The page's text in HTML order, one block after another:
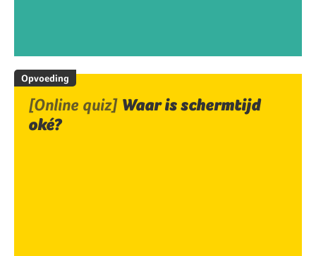
Opvoeding
[Online quiz] Waar is schermtijd
oké?